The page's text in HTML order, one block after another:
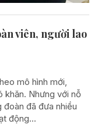
viên, người lao
mô hình mới,
khăn. Nhưng với nỗ
đã đưa nhiều
động...